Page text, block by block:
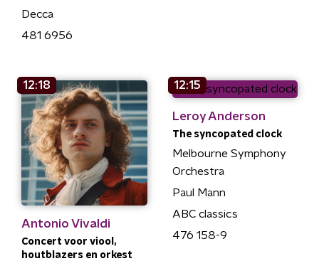
Decca
481 6956
12:18
Antonio Vivaldi
Concert voor viool,
houtblazers en orkest
12:15
Leroy Anderson
The syncopated clock
Melbourne Symphony
Orchestra
Paul Mann
ABC classics
476 158-9